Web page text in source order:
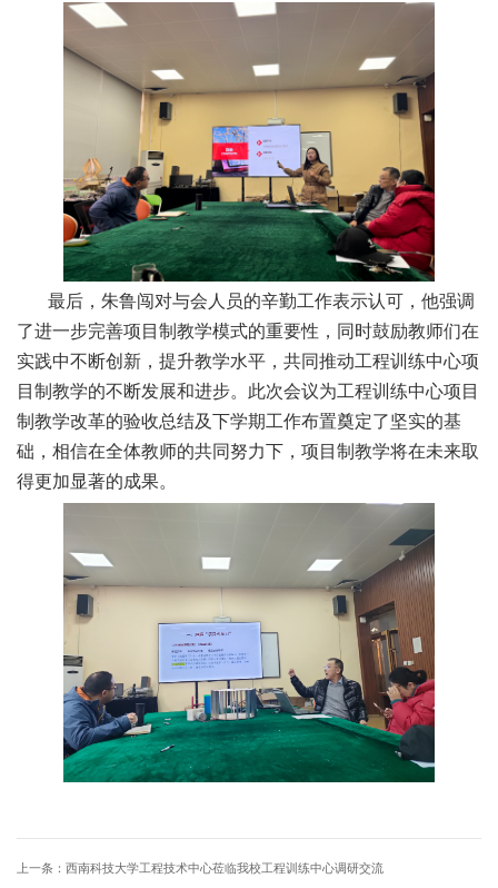
最后，朱鲁闯对与会人员的辛勤工作表示认可，他强调
了进一步完善项目制教学模式的重要性，同时鼓励教师们在
实践中不断创新，提升教学水平，共同推动工程训练中心项
目制教学的不断发展和进步。此次会议为工程训练中心项目
制教学改革的验收总结及下学期工作布置奠定了坚实的基
础，相信在全体教师的共同努力下，项目制教学将在未来取
得更加显著的成果。
上一条： 西南科技大学工程技术中心莅临我校工程训练中心调研交流